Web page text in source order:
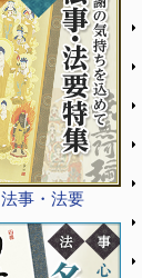
法事・法要